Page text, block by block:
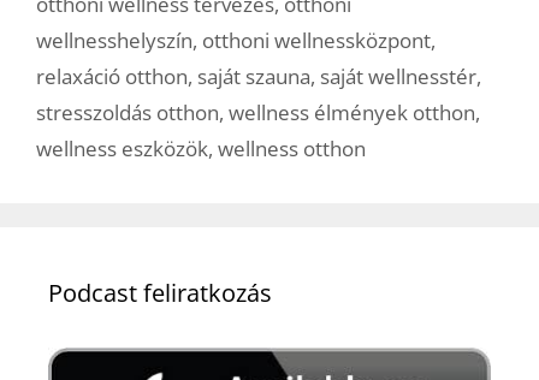
wellnesshelyszín, otthoni wellnessközpont,
relaxáció otthon, saját szauna, saját wellnesstér,
stresszoldás otthon, wellness élmények otthon,
wellness eszközök, wellness otthon
Podcast feliratkozás